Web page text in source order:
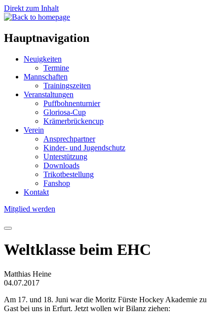
Direkt zum Inhalt
Hauptnavigation
Neuigkeiten
Termine
Mannschaften
Trainingszeiten
Veranstaltungen
Puffbohnenturnier
Gloriosa-Cup
Krämerbrückencup
Verein
Ansprechpartner
Kinder- und Jugendschutz
Unterstützung
Downloads
Trikotbestellung
Fanshop
Kontakt
Mitglied werden
Weltklasse beim EHC
Matthias Heine
04.07.2017
Am 17. und 18. Juni war die Moritz Fürste Hockey Akademie zu
Gast bei uns in Erfurt. Jetzt wollen wir Bilanz ziehen: